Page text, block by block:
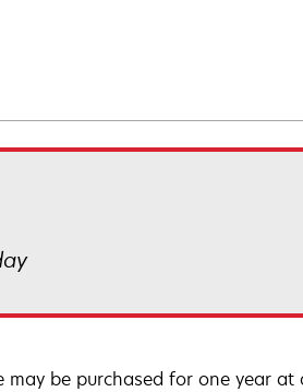
be purchased for one year at